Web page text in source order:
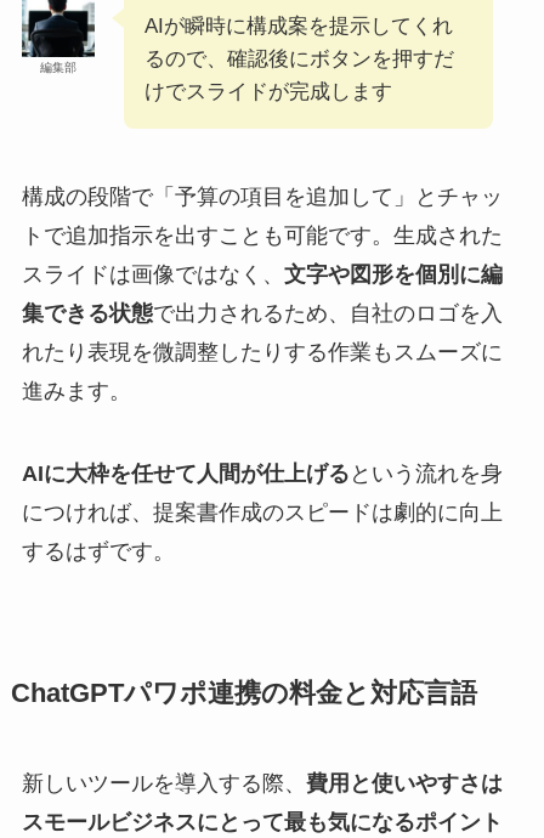
編集部
AIが瞬時に構成案を提示してくれ
るので、確認後にボタンを押すだ
けでスライドが完成します
構成の段階で「予算の項目を追加して」とチャッ
トで追加指示を出すことも可能です。生成された
スライドは画像ではなく、 文字や図形を個別に編
集できる状態で出力されるため、自社のロゴを入
れたり表現を微調整したりする作業もスムーズに
進みます。
AIに大枠を任せて人間が仕上げる という流れを身
につければ、提案書作成のスピードは劇的に向上
するはずです。
ChatGPTパワポ連携の料金と対応言語
新しいツールを導入する際、 費用と使いやすさは
スモールビジネスにとって最も気になるポイント